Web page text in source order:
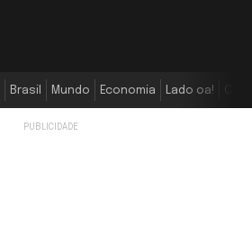
Brasil Mundo Economia Lado oa!